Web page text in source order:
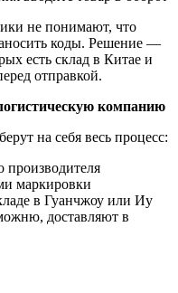
не понимают, что
коды. Решение —
есть склад в Китае и
отправкой.
компанию
на себя весь процесс:
производителя
маркировки
в Гуанчжоу или Иу
доставляют в